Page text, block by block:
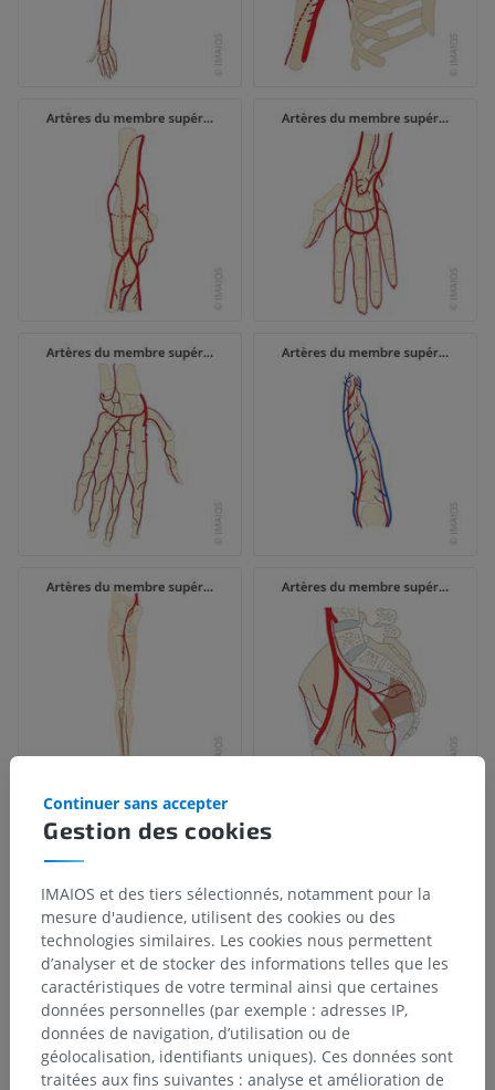
Gestion des cookies
Continuer sans accepter
IMAIOS et des tiers sélectionnés, notamment pour la
mesure d'audience, utilisent des cookies ou des
technologies similaires. Les cookies nous permettent
d’analyser et de stocker des informations telles que les
caractéristiques de votre terminal ainsi que certaines
données personnelles (par exemple : adresses IP,
données de navigation, d’utilisation ou de
géolocalisation, identifiants uniques). Ces données sont
traitées aux fins suivantes : analyse et amélioration de